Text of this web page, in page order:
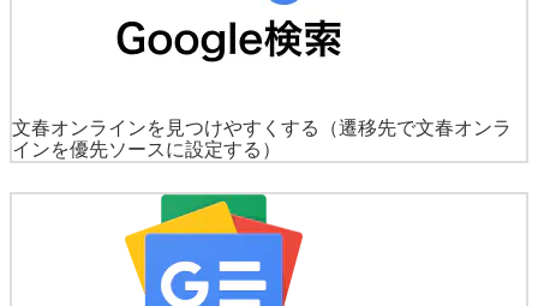
文春オンラインを見つけやすくする
（遷移先で文春オンラ
インを優先ソースに設定する）